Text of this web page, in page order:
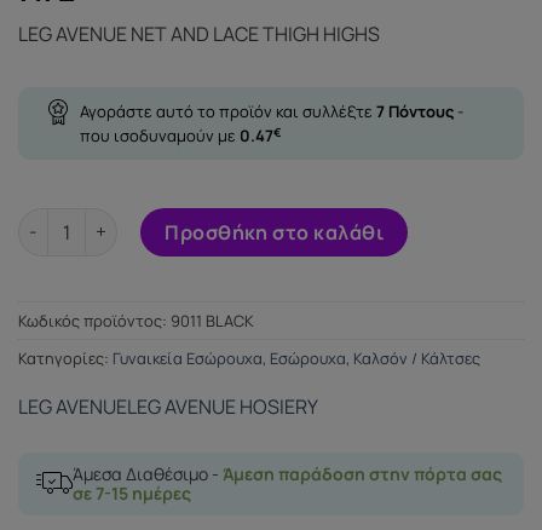
LEG AVENUE NET AND LACE THIGH HIGHS
Αγοράστε αυτό το προϊόν και συλλέξτε 7 Πόντους -
που ισοδυναμούν με 0.47€
LEG AVENUE NET AND LACE THIGH HIGHS ποσότητα
Προσθήκη στο καλάθι
Κωδικός προϊόντος: 9011 BLACK
Κατηγορίες: Γυναικεία Εσώρουχα, Εσώρουχα, Καλσόν / Κάλτσες
LEG AVENUELEG AVENUE HOSIERY
Άμεσα Διαθέσιμο - Άμεση παράδοση στην πόρτα σας
σε 7-15 ημέρες